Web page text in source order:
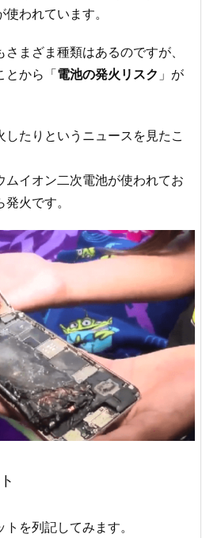
われています。
まざま種類はあるのですが、
とから「電池の発火リスク 」が
たりというニュースを見たこ
ムイオン二次電池が使われてお
火です。
を列記してみます。